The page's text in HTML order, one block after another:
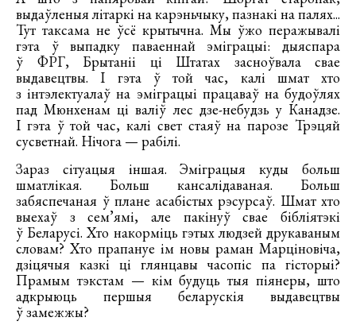
выдаўленыя літаркі на карэньчыку, пазнакі на палях...
Тут таксама не ўсё крытычна. Мы ўжо перажывалі
гэта ў выпадку паваеннай эміграцыі: дыяспара
ў ФРГ, Брытаніі ці Штатах засноўвала свае
выдавецтвы. І гэта ў той час, калі шмат хто
з інтэлектуалаў на эміграцыі працаваў на будоўлях
пад Мюнхенам ці валіў лес дзе-небудзь у Канадзе.
І гэта ў той час, калі свет стаяў на парозе Трэцяй
сусветнай. Нічога — рабілі.
Зараз сітуацыя іншая. Эміграцыя куды больш
шматлікая. Больш кансалідаваная. Больш
забяспечаная ў плане асабістых рэсурсаў. Шмат хто
выехаў з сем’ямі, але пакінуў свае бібліятэкі
ў Беларусі. Хто накорміць гэтых людзей друкаваным
словам? Хто прапануе ім новы раман Марціновіча,
дзіцячыя казкі ці глянцавы часопіс па гісторыі?
Прамым тэкстам — кім будуць тыя піянеры, што
адкрыюць першыя беларускія выдавецтвы
ў замежжы?